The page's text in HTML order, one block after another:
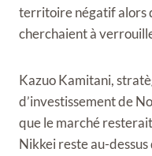
territoire négatif alors
cherchaient à
Kazuo Kamitani,
d’investissement de
que le marché
Nikkei reste au-